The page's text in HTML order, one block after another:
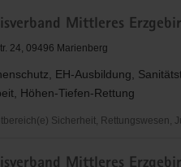
Mittleres
24, 09496 Marienberg
EH-Ausbildung,
Höhen-Tiefen-Rettung
Sicherheit, Rettungswesen,